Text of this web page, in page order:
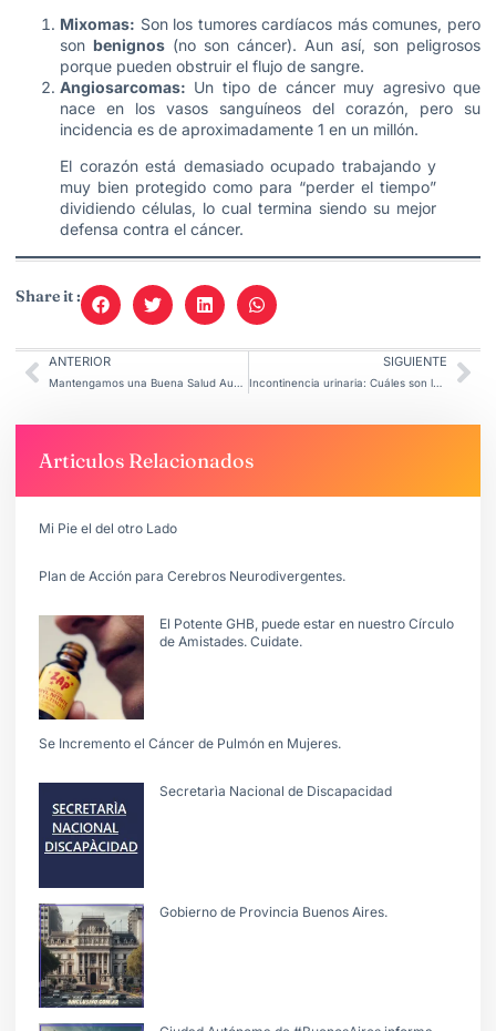
Mixomas: Son los tumores cardíacos más comunes, pero
son benignos (no son cáncer). Aun así, son peligrosos
porque pueden obstruir el flujo de sangre.
Angiosarcomas: Un tipo de cáncer muy agresivo que
nace en los vasos sanguíneos del corazón, pero su
incidencia es de aproximadamente 1 en un millón.
El corazón está demasiado ocupado trabajando y
muy bien protegido como para “perder el tiempo”
dividiendo células, lo cual termina siendo su mejor
defensa contra el cáncer.
Share it :
ANTERIOR SIGUIENTE
Incontinencia urinaria: Cuáles son los 4 niveles de tratamiento médico.
Articulos Relacionados
Mi Pie el del otro Lado
Plan de Acción para Cerebros Neurodivergentes.
El Potente GHB, puede estar en nuestro Círculo
de Amistades. Cuidate.
Se Incremento el Cáncer de Pulmón en Mujeres.
Secretarìa Nacional de Discapacidad
Gobierno de Provincia Buenos Aires.